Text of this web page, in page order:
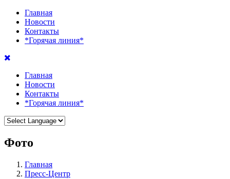
Главная
Новости
Контакты
*Горячая линия*
Главная
Новости
Контакты
*Горячая линия*
Фото
Главная
Пресс-Центр